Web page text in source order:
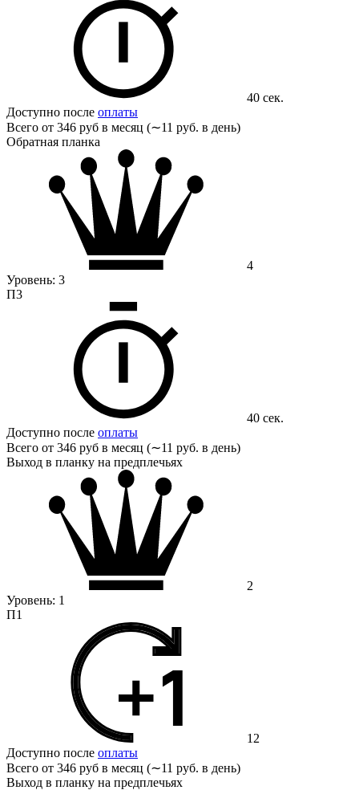
40 сек.
Доступно после оплаты
Всего от 346 руб в месяц (∼11 руб. в день)
Обратная планка
4
Уровень: 3
П3
40 сек.
Доступно после оплаты
Всего от 346 руб в месяц (∼11 руб. в день)
Выход в планку на предплечьях
2
Уровень: 1
П1
12
Доступно после оплаты
Всего от 346 руб в месяц (∼11 руб. в день)
Выход в планку на предплечьях